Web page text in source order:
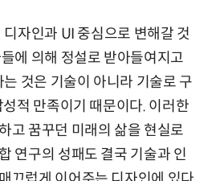
자인과 UI 중심으로 변해갈 것
에 의해 정설로 받아들여지고
것은 기술이 아니라 기술로 구
적 만족이기 때문이다. 이러한
고 꿈꾸던 미래의 삶을 현실로
연구의 성패도 결국 기술과 인